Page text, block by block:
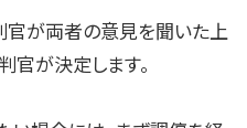
官が両者の意見を聞いた上
官が決定します。